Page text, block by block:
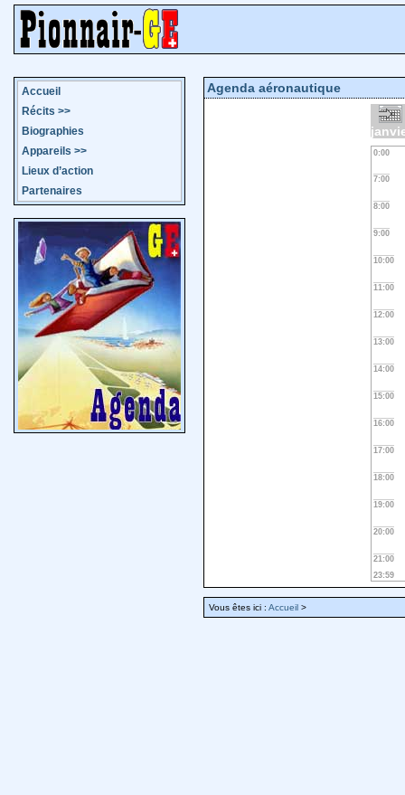
Accueil
Récits >>
Biographies
Appareils >>
Lieux d’action
Partenaires
Agenda aéronautique
0:00
7:00
8:00
9:00
10:00
11:00
12:00
13:00
14:00
15:00
16:00
17:00
18:00
19:00
20:00
21:00
23:59
Vous êtes ici : Accueil >